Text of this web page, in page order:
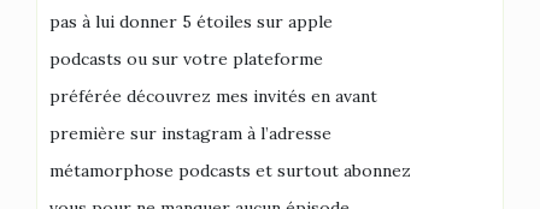
pas à lui donner 5 étoiles sur apple
podcasts ou sur votre plateforme
préférée découvrez mes invités en avant
première sur instagram à l’adresse
métamorphose podcasts et surtout abonnez